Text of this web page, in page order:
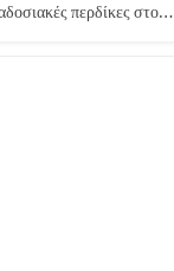
περδίκες στο…